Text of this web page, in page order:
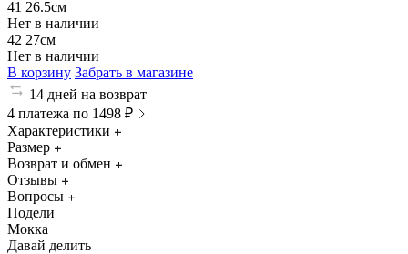
41 26.5см
Нет в наличии
42 27см
Нет в наличии
В корзину Забрать в магазине
14 дней на возврат
4 платежа по 1498 ₽
Характеристики
Размер
Возврат и обмен
Отзывы
Вопросы
Подели
Мокка
Давай делить